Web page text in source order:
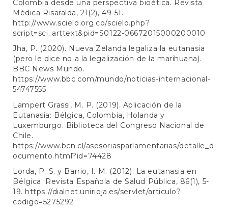
Colombia desde una perspectiva bioética. Revista
Médica Risaralda, 21(2), 49-51.
http://www.scielo.org.co/scielo.php?
script=sci_arttext&pid=S0122-06672015000200010
Jha, P. (2020). Nueva Zelanda legaliza la eutanasia
(pero le dice no a la legalización de la marihuana).
BBC News Mundo.
https://www.bbc.com/mundo/noticias-internacional-
54747555
Lampert Grassi, M. P. (2019). Aplicación de la
Eutanasia: Bélgica, Colombia, Holanda y
Luxemburgo. Biblioteca del Congreso Nacional de
Chile.
https://www.bcn.cl/asesoriasparlamentarias/detalle_d
ocumento.html?id=74428
Lorda, P. S. y Barrio, I. M. (2012). La eutanasia en
Bélgica. Revista Española de Salud Pública, 86(1), 5-
19. https://dialnet.unirioja.es/servlet/articulo?
codigo=5275292